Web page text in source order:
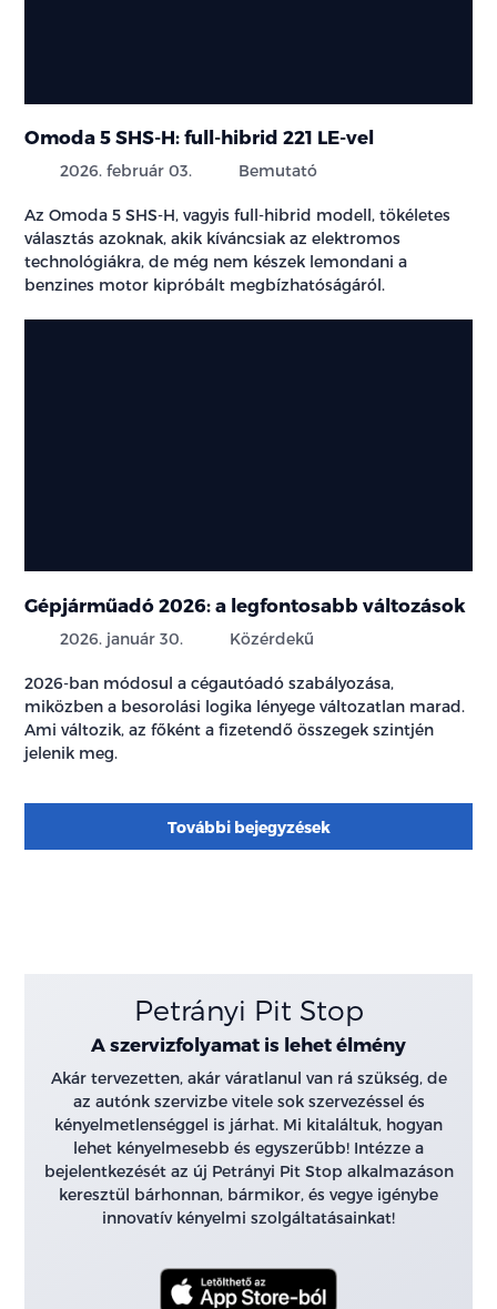
Omoda 5 SHS-H: full-hibrid 221 LE-vel
2026. február 03. Bemutató
Az Omoda 5 SHS-H, vagyis full-hibrid modell, tökéletes
választás azoknak, akik kíváncsiak az elektromos
technológiákra, de még nem készek lemondani a
benzines motor kipróbált megbízhatóságáról.
Gépjárműadó 2026: a legfontosabb változások
2026. január 30. Közérdekű
2026-ban módosul a cégautóadó szabályozása,
miközben a besorolási logika lényege változatlan marad.
Ami változik, az főként a fizetendő összegek szintjén
jelenik meg.
További bejegyzések
Petrányi Pit Stop
A szervizfolyamat is lehet élmény
Akár tervezetten, akár váratlanul van rá szükség, de
az autónk szervizbe vitele sok szervezéssel és
kényelmetlenséggel is járhat. Mi kitaláltuk, hogyan
lehet kényelmesebb és egyszerűbb! Intézze a
bejelentkezését az új Petrányi Pit Stop alkalmazáson
keresztül bárhonnan, bármikor, és vegye igénybe
innovatív kényelmi szolgáltatásainkat!